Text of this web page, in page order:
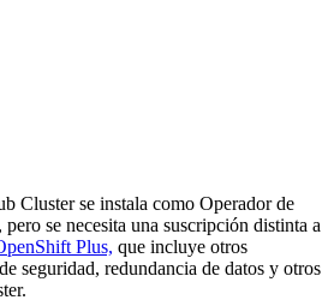
Cluster se instala como Operador de
se necesita una suscripción distinta a
Plus, que incluye otros
seguridad, redundancia de datos y otros